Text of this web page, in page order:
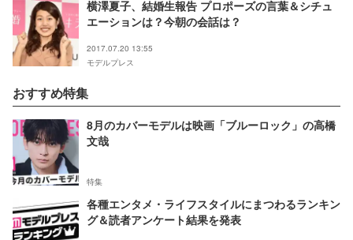
横澤夏子、結婚生報告 プロポーズの言葉＆シチュ
エーションは？今朝の会話は？
2017.07.20 13:55
モデルプレス
おすすめ特集
8月のカバーモデルは映画「ブルーロック」の高橋
文哉
特集
各種エンタメ・ライフスタイルにまつわるランキン
グ＆読者アンケート結果を発表